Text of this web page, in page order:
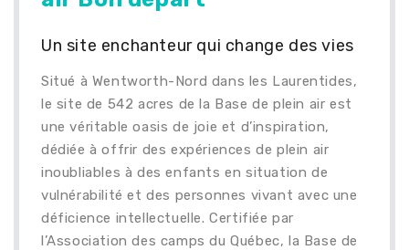
Un site enchanteur qui change des vies
Situé à Wentworth-Nord dans les Laurentides,
le site de 542 acres de la Base de plein air est
une véritable oasis de joie et d’inspiration,
dédiée à offrir des expériences de plein air
inoubliables à des enfants en situation de
vulnérabilité et des personnes vivant avec une
déficience intellectuelle. Certifiée par
l’Association des camps du Québec, la Base de